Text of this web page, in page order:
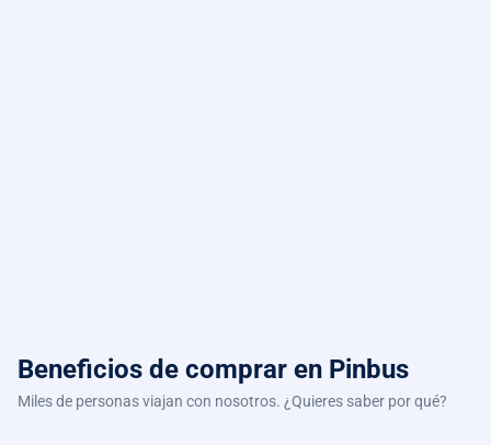
Beneficios de comprar en Pinbus
Miles de personas viajan con nosotros. ¿Quieres saber por qué?